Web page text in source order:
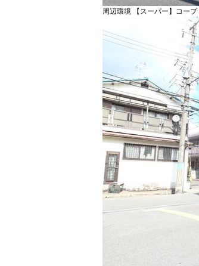
周辺環境 【スーパー】コー